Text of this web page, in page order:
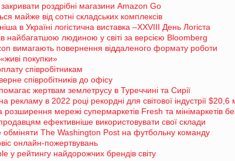
роздрібні магазини Amazon Go
майже від сотні складських комплексів
в Україні логістична виставка –XXVIII День Логіста
найбагатшою людиною у світі за версією Bloomberg
вимагають повернення віддаленого формату роботи
покупки»
співробітникам
співробітників до офісу
жертвам землетрусу в Туреччині та Сирії
рекламу в 2022 році рекордні для світової індустрії $20,6
мережі супермаркетів Fresh та мінімаркетів
ефективніше використовувати свої склади
The Washington Post на футбольну команду
онлайн-пожертвувань
у рейтингу найдорожчих брендів світу